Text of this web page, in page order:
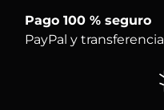
Pago 100 % seguro
PayPal y